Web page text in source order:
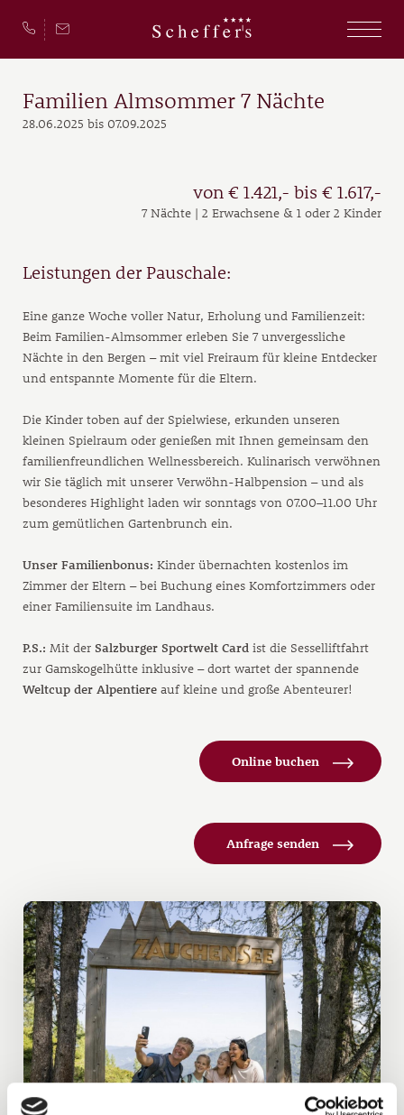
Familien Almsommer 7 Nächte
28.06.2025 bis 07.09.2025
von € 1.421,- bis € 1.617,-
7 Nächte | 2 Erwachsene & 1 oder 2 Kinder
Leistungen der Pauschale:
Eine ganze Woche voller Natur, Erholung und Familienzeit:
Beim Familien-Almsommer erleben Sie 7 unvergessliche
Nächte in den Bergen – mit viel Freiraum für kleine Entdecker
und entspannte Momente für die Eltern.
Die Kinder toben auf der Spielwiese, erkunden unseren
kleinen Spielraum oder genießen mit Ihnen gemeinsam den
familienfreundlichen Wellnessbereich. Kulinarisch verwöhnen
wir Sie täglich mit unserer Verwöhn-Halbpension – und als
besonderes Highlight laden wir sonntags von 07.00–11.00 Uhr
zum gemütlichen Gartenbrunch ein.
Unser Familienbonus: Kinder übernachten kostenlos im
Zimmer der Eltern – bei Buchung eines Komfortzimmers oder
einer Familiensuite im Landhaus.
P.S.: Mit der Salzburger Sportwelt Card ist die Sesselliftfahrt
zur Gamskogelhütte inklusive – dort wartet der spannende
Weltcup der Alpentiere auf kleine und große Abenteurer!
Online buchen
Anfrage senden